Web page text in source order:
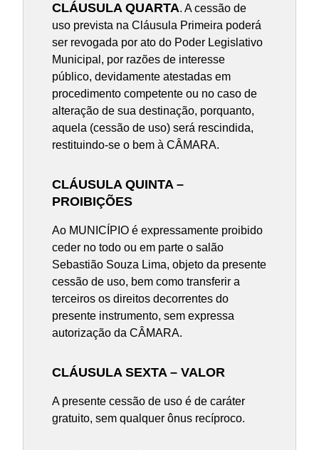
CLÁUSULA QUARTA. A cessão de
uso prevista na Cláusula Primeira poderá
ser revogada por ato do Poder Legislativo
Municipal, por razões de interesse
público, devidamente atestadas em
procedimento competente ou no caso de
alteração de sua destinação, porquanto,
aquela (cessão de uso) será rescindida,
restituindo-se o bem à CÂMARA.
CLÁUSULA QUINTA –
PROIBIÇÕES
Ao MUNICÍPIO é expressamente proibido
ceder no todo ou em parte o salão
Sebastião Souza Lima, objeto da presente
cessão de uso, bem como transferir a
terceiros os direitos decorrentes do
presente instrumento, sem expressa
autorização da CÂMARA.
CLÁUSULA SEXTA – VALOR
A presente cessão de uso é de caráter
gratuito, sem qualquer ônus recíproco.